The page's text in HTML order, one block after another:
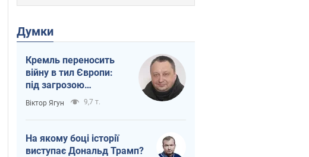
Думки
Кремль переносить
війну в тил Європи:
під загрозою
критична логістика
Віктор Ягун 9,7 т.
На якому боці історії
виступає Дональд Трамп?